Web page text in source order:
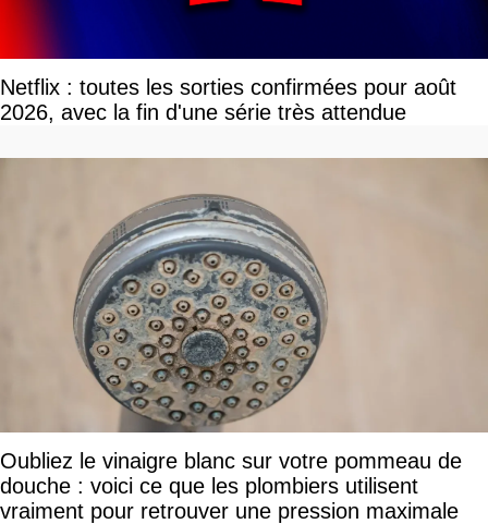
Netflix : toutes les sorties confirmées pour août
2026, avec la fin d'une série très attendue
Oubliez le vinaigre blanc sur votre pommeau de
douche : voici ce que les plombiers utilisent
vraiment pour retrouver une pression maximale